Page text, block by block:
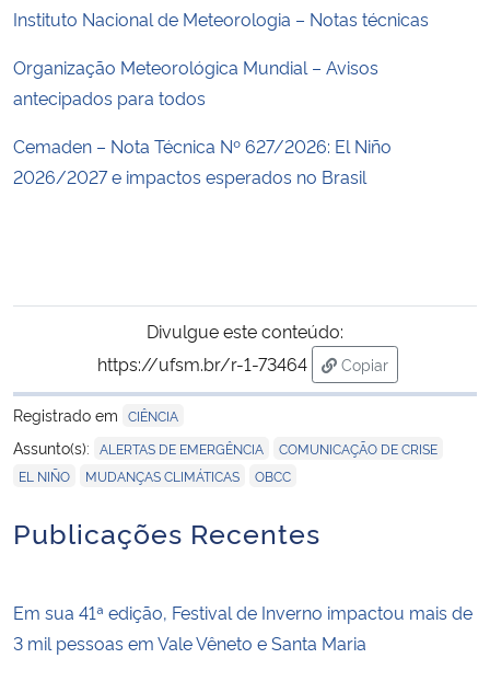
Instituto Nacional de Meteorologia – Notas técnicas
Organização Meteorológica Mundial – Avisos
antecipados para todos
Cemaden – Nota Técnica Nº 627/2026: El Niño
2026/2027 e impactos esperados no Brasil
Divulgue este conteúdo:
https://ufsm.br/r-1-73464
Copiar
para área de
Registrado em CIÊNCIA
Assunto(s): ALERTAS DE EMERGÊNCIA COMUNICAÇÃO DE CRISE
EL NIÑO MUDANÇAS CLIMÁTICAS OBCC
Publicações Recentes
Em sua 41ª edição, Festival de Inverno impactou mais de
3 mil pessoas em Vale Vêneto e Santa Maria